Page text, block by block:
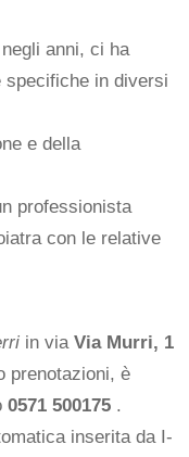
anni, ci ha
specifiche in diversi
e della
professionista
con le relative
in via Via Murri, 1
prenotazioni, è
0571 500175 .
inserita da I-